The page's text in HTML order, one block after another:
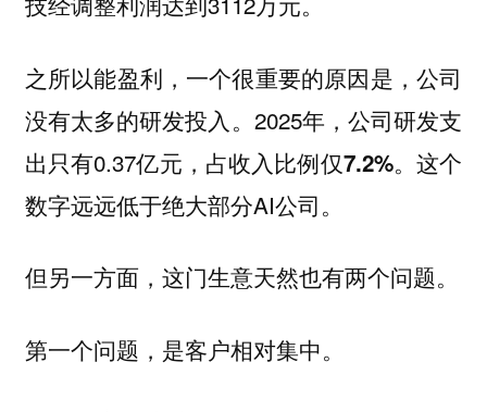
之所以能盈利，一个很重要的原因是，公司
没有太多的研发投入。2025年，公司研发支
出只有0.37亿元，占收入比例仅7.2%。这个
数字远远低于绝大部分AI公司。
但另一方面，这门生意天然也有两个问题。
第一个问题，是客户相对集中。